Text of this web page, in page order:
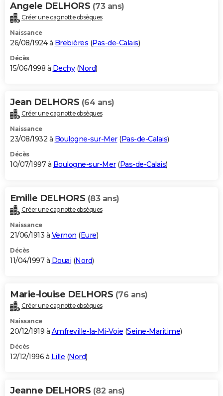
Angele DELHORS (73 ans)
Créer une cagnotte obsèques
Naissance
26/08/1924 à Brebières (Pas-de-Calais)
Décès
15/06/1998 à Dechy(Nord)
Jean DELHORS (64 ans)
Créer une cagnotte obsèques
Naissance
23/08/1932 à Boulogne-sur-Mer(Pas-de-Calais)
Décès
10/07/1997 à Boulogne-sur-Mer(Pas-de-Calais)
Emilie DELHORS (83 ans)
Créer une cagnotte obsèques
Naissance
21/06/1913 à Vernon (Eure)
Décès
11/04/1997 à Douai (Nord)
Marie-louise DELHORS (76 ans)
Créer une cagnotte obsèques
Naissance
20/12/1919 à Amfreville-la-Mi-Voie (Seine-Maritime)
Décès
12/12/1996 à Lille (Nord)
Jeanne DELHORS (82 ans)